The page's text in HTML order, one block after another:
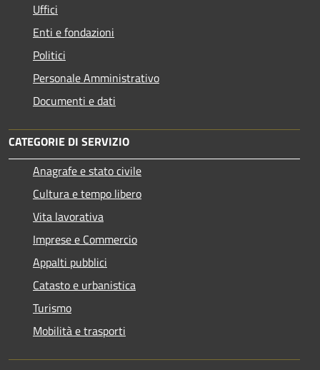
Uffici
Enti e fondazioni
Politici
Personale Amministrativo
Documenti e dati
CATEGORIE DI SERVIZIO
Anagrafe e stato civile
Cultura e tempo libero
Vita lavorativa
Imprese e Commercio
Appalti pubblici
Catasto e urbanistica
Turismo
Mobilità e trasporti